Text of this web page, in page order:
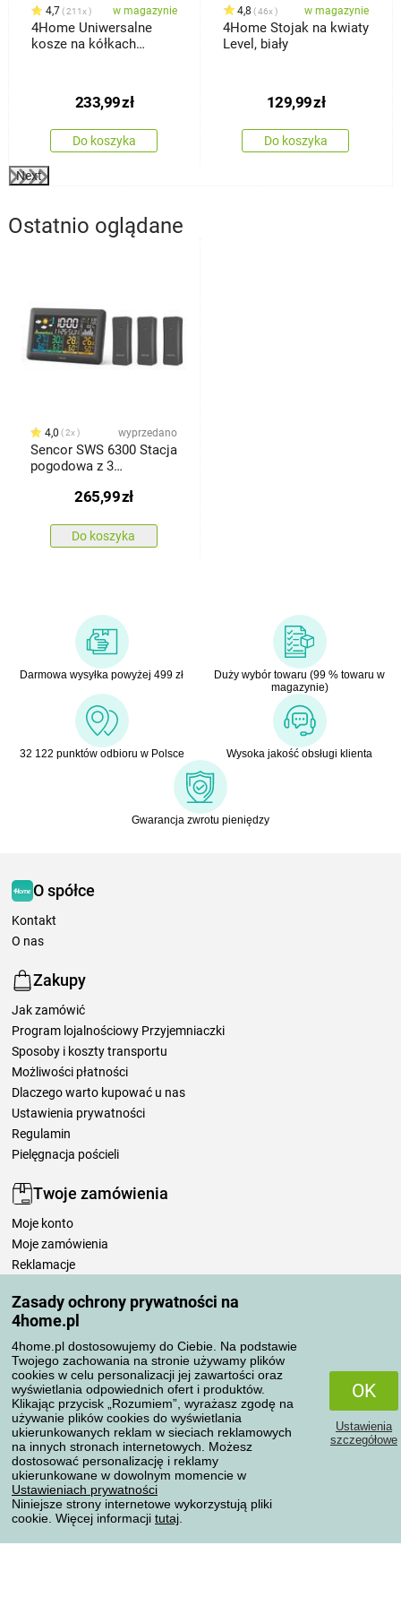
Zasady ochrony prywatności na
4home.pl
4home.pl dostosowujemy do Ciebie. Na podstawie
Twojego zachowania na stronie używamy plików
cookies w celu personalizacji jej zawartości oraz
wyświetlania odpowiednich ofert i produktów.
Klikając przycisk „Rozumiem”, wyrażasz zgodę na
używanie plików cookies do wyświetlania
ukierunkowanych reklam w sieciach reklamowych
na innych stronach internetowych. Możesz
dostosować personalizację i reklamy
ukierunkowane w dowolnym momencie w
Ustawieniach prywatności
Niniejsze strony internetowe wykorzystują pliki
cookie. Więcej informacji tutaj
OK
Ustawienia
szczegółowe
4,7 211x w magazynie
4Home Uniwersalne
kosze na kółkach
233,99zł
Do koszyka
4,8 46x w magazynie
4Home Stojak na kwiaty
Level, biały
129,99zł
Do koszyka
Next
Ostatnio oglądane
4,0 2x wyprzedano
Sencor SWS 6300 Stacja
pogodowa z 3
bezprzewodowymi,
265,99zł
Do koszyka
Darmowa wysyłka powyżej 499 zł
Duży wybór towaru (99 % towaru w
magazynie)
32 122 punktów odbioru w Polsce Wysoka jakość obsługi klienta
Gwarancja zwrotu pieniędzy
O spółce
Kontakt
O nas
Zakupy
Jak zamówić
Program lojalnościowy Przyjemniaczki
Sposoby i koszty transportu
Możliwości płatności
Dlaczego warto kupować u nas
Ustawienia prywatności
Regulamin
Pielęgnacja pościeli
Twoje zamówienia
Moje konto
Moje zamówienia
Reklamacje
Zasady przetwarzania recenzji
Sposoby transportu
Metody płatności
Niezawodny sklep